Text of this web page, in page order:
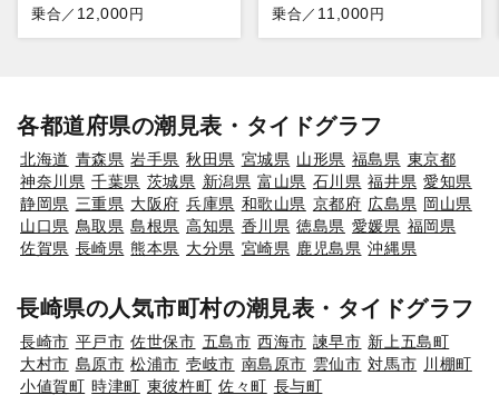
乗合／ 12,000円 乗合／ 11,000円
各都道府県の潮見表・タイドグラフ
北海道 青森県 岩手県 秋田県 宮城県 山形県 福島県 東京都
神奈川県 千葉県 茨城県 新潟県 富山県 石川県 福井県 愛知県
静岡県 三重県 大阪府 兵庫県 和歌山県 京都府 広島県 岡山県
山口県 鳥取県 島根県 高知県 香川県 徳島県 愛媛県 福岡県
佐賀県 長崎県 熊本県 大分県 宮崎県 鹿児島県 沖縄県
長崎県の人気市町村の潮見表・タイドグラフ
長崎市 平戸市 佐世保市 五島市 西海市 諫早市 新上五島町
大村市 島原市 松浦市 壱岐市 南島原市 雲仙市 対馬市 川棚町
小値賀町 時津町 東彼杵町 佐々町 長与町